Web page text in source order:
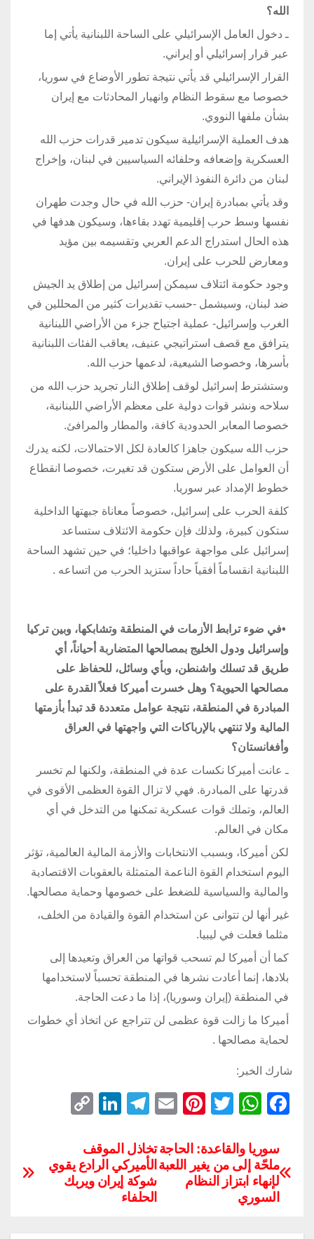
الله؟
ـ دخول العامل الإسرائيلي على الساحة اللبنانية يأتي إما
عبر قرار إسرائيلي أو إيراني.
القرار الإسرائيلي قد يأتي نتيجة تطور الأوضاع في سوريا،
خصوصا مع سقوط النظام وانهيار المحادثات مع إيران
بشأن ملفها النووي.
هدف العملية الإسرائيلية سيكون تدمير قدرات حزب الله
العسكرية وإضعافه وحلفائه السياسيين في لبنان، وإخراج
لبنان من دائرة النفوذ الإيراني.
وقد يأتي بمبادرة إيران- حزب الله في حال وجدت طهران
نفسها وسط حرب إقليمية تهدد بقاءها، وسيكون هدفها في
هذه الحال استدراج الدعم العربي وتقسيمه بين مؤيد
ومعارض للحرب على إيران.
وجود حكومة ائتلاف سيمكن إسرائيل من إطلاق يد الجيش
ضد لبنان، وسيشمل -حسب تقديرات كثير من المحللين في
الغرب وإسرائيل- عملية اجتياح جزء من الأراضي اللبنانية
يترافق مع قصف استراتيجي عنيف، يعاقب الفئات اللبنانية
بأسرها، وخصوصا الشيعية، لدعمها حزب الله.
وستشترط إسرائيل لوقف إطلاق النار تجريد حزب الله من
سلاحه ونشر قوات دولية على معظم الأراضي اللبنانية،
خصوصا المعابر الحدودية كافة، والمطار والمرافئ.
حزب الله سيكون جاهزا كالعادة لكل الاحتمالات، لكنه يدرك
أن العوامل على الأرض ستكون قد تغيرت، خصوصا انقطاع
خطوط الإمداد عبر سوريا.
كلفة الحرب على إسرائيل، خصوصاً معاناة جبهتها الداخلية
ستكون كبيرة، ولذلك فإن حكومة الائتلاف ستساعد
إسرائيل على مواجهة عواقبها داخليا؛ في حين تشهد الساحة
اللبنانية انقساماً أفقياً حاداً ستزيد الحرب من اتساعه .
•في ضوء ترابط الأزمات في المنطقة وتشابكها، وبين تركيا
وإسرائيل ودول الخليج بمصالحها المتضاربة أحياناً، أي
طريق قد تسلك واشنطن، وبأي وسائل، للحفاظ على
مصالحها الحيوية؟ وهل خسرت أميركا فعلاً القدرة على
المبادرة في المنطقة، نتيجة عوامل متعددة قد تبدأ بأزمتها
المالية ولا تنتهي بالإرباكات التي واجهتها في العراق
وأفغانستان؟
ـ عانت أميركا نكسات عدة في المنطقة، ولكنها لم تخسر
قدرتها على المبادرة. فهي لا تزال القوة العظمى الأقوى في
العالم، وتملك قوات عسكرية تمكنها من التدخل في أي
مكان في العالم.
لكن أميركا، وبسبب الانتخابات والأزمة المالية العالمية، تؤثر
اليوم استخدام القوة الناعمة المتمثلة بالعقوبات الاقتصادية
والمالية والسياسية للضغط على خصومها وحماية مصالحها.
غير أنها لن تتوانى عن استخدام القوة والقيادة من الخلف،
مثلما فعلت في ليبيا.
كما أن أميركا لم تسحب قواتها من العراق وتعيدها إلى
بلادها، إنما أعادت نشرها في المنطقة تحسباً لاستخدامها
في المنطقة (إيران وسوريا)، إذا ما دعت الحاجة.
أميركا ما زالت قوة عظمى لن تتراجع عن اتخاذ أي خطوات
لحماية مصالحها .
شارك الخبر:
F
c
e
b
W
at
s
A
T
tt
er
Pi
er
e
E
ail
T
e
gr
a
Li
k
e
dI
y
Li
تخاذل الموقف
الأميركي الرادع يقوي
شوكة إيران ويربك
الحلفاء
سوريا والقاعدة: الحاجة
ملحّة إلى من يغير اللعبة
لإنهاء ابتزاز النظام
السوري